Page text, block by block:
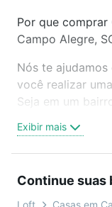
Por que
Campo Alegre,
Nós te
você realizar
Seja em um
oferta ideal de
Campo Alegre,
é grátis, sem
mais de 46 mil
Exibir mais
Continue suas
Loft Casas em